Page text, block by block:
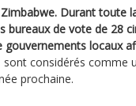
Durant toute
bureaux de vote de 28
gouvernements locaux
sont considérés comme
prochaine.